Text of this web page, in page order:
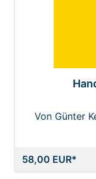
Von Günter
Pilar Koukol,
58,00 EUR